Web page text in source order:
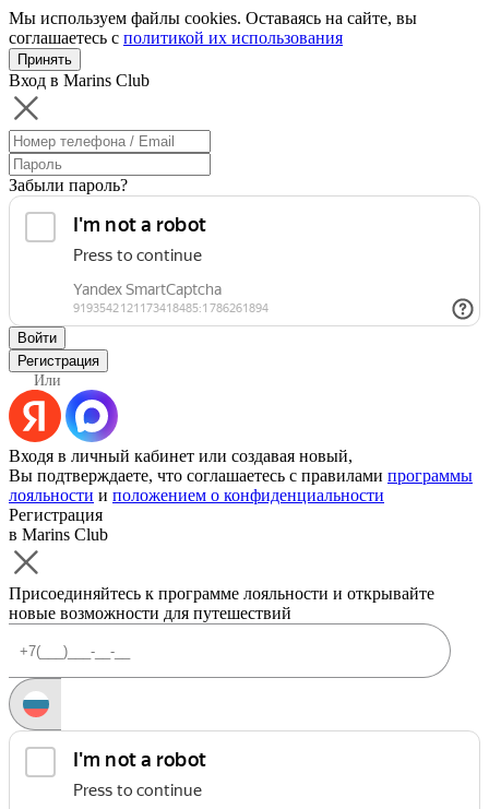
Мы используем файлы cookies. Оставаясь на сайте, вы
соглашаетесь с политикой их использования
Принять
Вход в Marins Club
Забыли пароль?
Войти
Регистрация
Или
Входя в личный кабинет или создавая новый,
Вы подтверждаете, что соглашаетесь с правилами программы
лояльности и положением о конфиденциальности
Регистрация
в Marins Club
Присоединяйтесь к программе лояльности и открывайте
новые возможности для путешествий